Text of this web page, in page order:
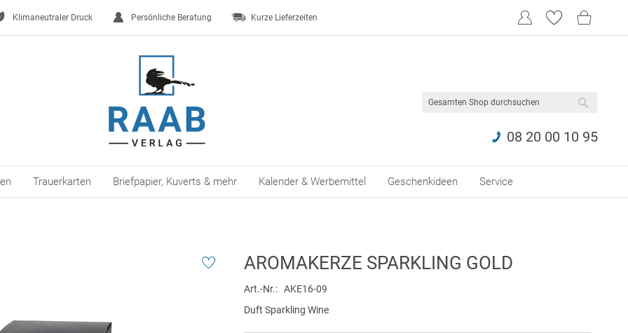
Klimaneutraler Druck Persönliche Beratung Kurze Lieferzeiten
08 20 00 10 95
Trauerkarten Briefpapier, Kuverts & mehr Kalender & Werbemittel Geschenkideen Service
AROMAKERZE SPARKLING GOLD
Art.-Nr.
AKE16-09
Duft Sparkling Wine